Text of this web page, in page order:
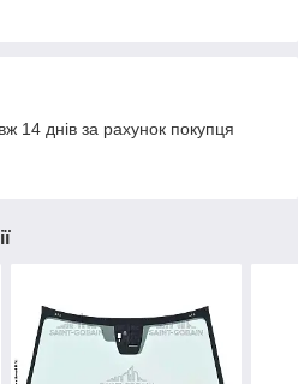
14 днів за рахунок покупця